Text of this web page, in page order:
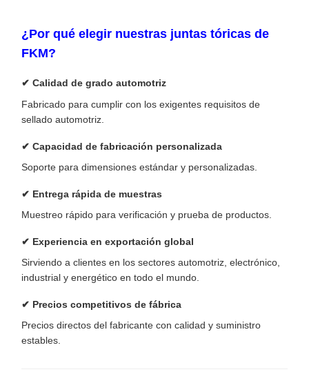
¿Por qué elegir nuestras juntas tóricas de
FKM?
✔ Calidad de grado automotriz
Fabricado para cumplir con los exigentes requisitos de
sellado automotriz.
✔ Capacidad de fabricación personalizada
Soporte para dimensiones estándar y personalizadas.
✔ Entrega rápida de muestras
Muestreo rápido para verificación y prueba de productos.
✔ Experiencia en exportación global
Sirviendo a clientes en los sectores automotriz, electrónico,
industrial y energético en todo el mundo.
✔ Precios competitivos de fábrica
Precios directos del fabricante con calidad y suministro
estables.